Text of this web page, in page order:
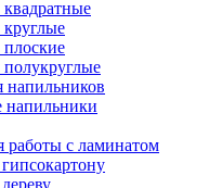
напильников
напильники
работы с ламинатом